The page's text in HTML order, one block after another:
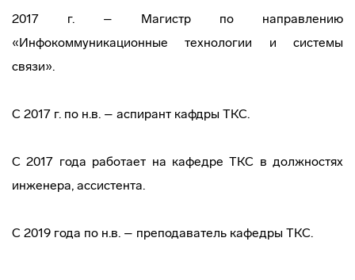
2017 г. – Магистр по направлению
«Инфокоммуникационные технологии и системы
связи».
С 2017 г. по н.в. – аспирант кафдры ТКС.
С 2017 года работает на кафедре ТКС в должностях
инженера, ассистента.
С 2019 года по н.в. – преподаватель кафедры ТКС.